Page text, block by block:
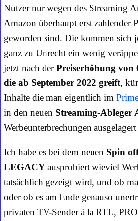
Nutzer nur wegen des Streaming
Amazon überhaupt erst zahlender
geworden sind. Die kommen sich
ganz zu Unrecht ein wenig
jetzt nach derPreiserhöhung von
die ab September 2022 greift,
Inhalte die man eigentlich im
in den neuen Streaming-Ableger
Werbeunterbrechungen ausgelagert
Ich habe es bei dem neuen Spin
LEGACY ausprobiert wieviel
tatsächlich gezeigt wird, und ob
oder ob es am Ende genauso
privaten TV-Sender á la RTL,